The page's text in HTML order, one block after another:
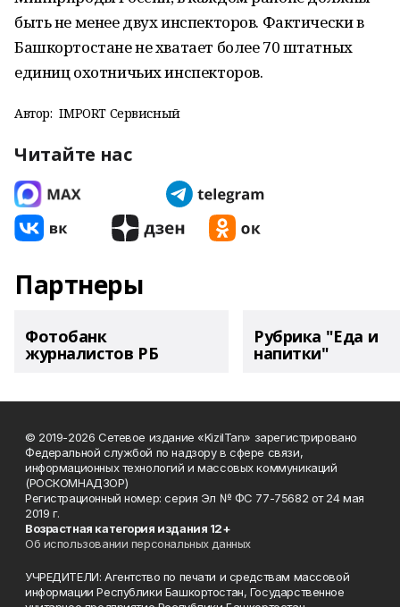
быть не менее двух инспекторов. Фактически в
Башкортостане не хватает более 70 штатных
единиц охотничьих инспекторов.
Автор: IMPORT Сервисный
Читайте нас
Партнеры
Фотобанк
журналистов РБ
Рубрика "Еда и
напитки"
© 2019-2026 Сетевое издание «KizilTan» зарегистрировано
Федеральной службой по надзору в сфере связи,
информационных технологий и массовых коммуникаций
(РОСКОМНАДЗОР)
Регистрационный номер: серия Эл № ФС 77-75682 от 24 мая
2019 г.
Возрастная категория издания 12+
Об использовании персональных данных
УЧРЕДИТЕЛИ: Агентство по печати и средствам массовой
информации Республики Башкортостан, Государственное